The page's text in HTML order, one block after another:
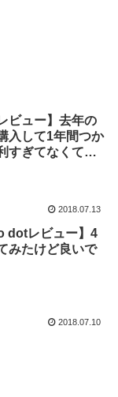
ビュー】去年の
入して1年間つか
すぎてなくては
2018.07.13
dotレビュー】4
みたけど良いで
2018.07.10